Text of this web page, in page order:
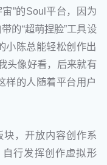
”的Soul平台，因为
的“超萌捏脸”工具设
小陈总能轻松创作出
头像好看，后来就有
样的人随着平台用户
块，开放内容创作系
行发挥创作虚拟形